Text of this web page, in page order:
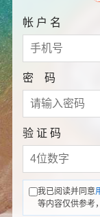
帐 户 名
密 码
验 证 码
我已阅读并同意
等内容仅供参考